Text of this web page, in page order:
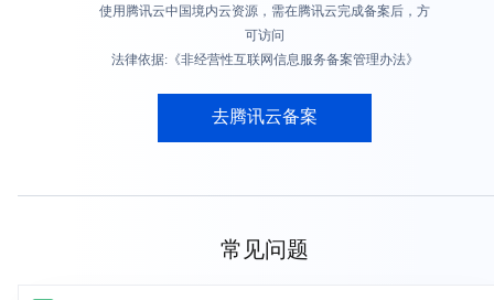
使用腾讯云中国境内云资源，需在腾讯云完成备案后，方
可访问
法律依据:《非经营性互联网信息服务备案管理办法》
去腾讯云备案
常见问题